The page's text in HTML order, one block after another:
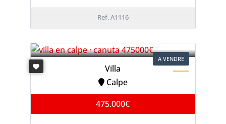
Ref. A1116
A VENDRE
Villa
Calpe
475.000€